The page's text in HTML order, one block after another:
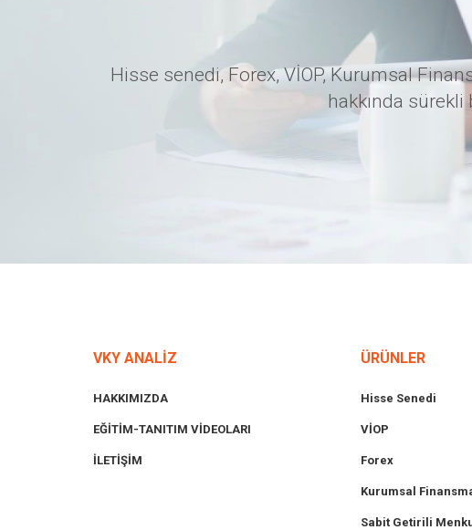
Hisse senedi, Forex, VİOP, Kurumsal
hakkında
VKY ANALİZ
HAKKIMIZDA
EĞİTİM-TANITIM VİDEOLARI
İLETİŞİM
ÜRÜNLER
Hisse Senedi
VİOP
Forex
Kurumsal
Sabit Getirili